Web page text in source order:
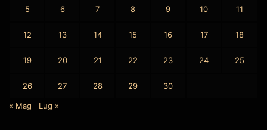
5 6 7 8 9 10 11
12 13 14 15 16 17 18
19 20 21 22 23 24 25
26 27 28 29 30
« Mag Lug »